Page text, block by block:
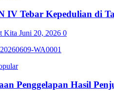
IV Tebar Kepedulian di
Kita Juni 20, 2026 0
Penggelapan Hasil